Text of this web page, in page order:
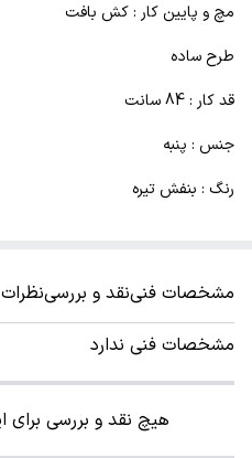
مچ و پایین کار : کش بافت
طرح ساده
قد کار : 84 سانت
جنس : پنبه
رنگ : بنفش تیره
مشخصات فنینقد و بررسینظرات
مشخصات فنی ندارد
هیچ نقد و بررسی